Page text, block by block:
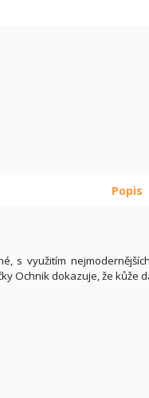
Popis
s využitím
Ochnik dokazuje, že kůže